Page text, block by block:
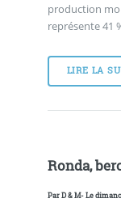
production
représente 41
LIRE LA
Ronda,
ParD & M- Le